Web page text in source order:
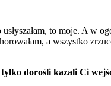
to moje. A w
a wszystko
tylko dorośli kazali Ci